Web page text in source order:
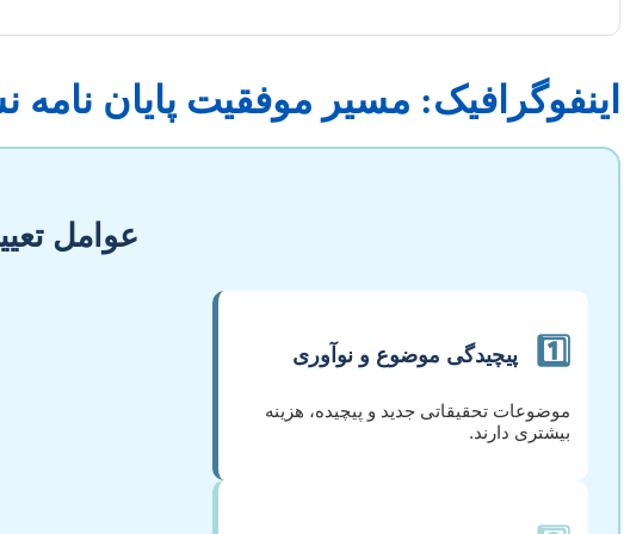
اینفوگرافیک: مسیر موفقیت پایان
عوامل
1️⃣ پیچیدگی موضوع و نوآوری
موضوعات تحقیقاتی جدید و پیچیده، هزینه
بیشتری دارند.